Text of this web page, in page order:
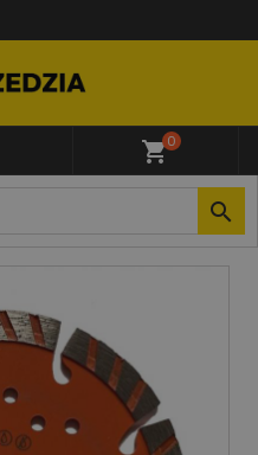
shopping_cart0
